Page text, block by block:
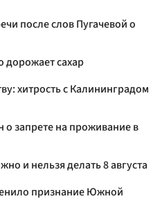
после слов Пугачевой о
дорожает сахар
хитрость с Калининградом
о запрете на проживание в
и нельзя делать 8 августа
признание Южной